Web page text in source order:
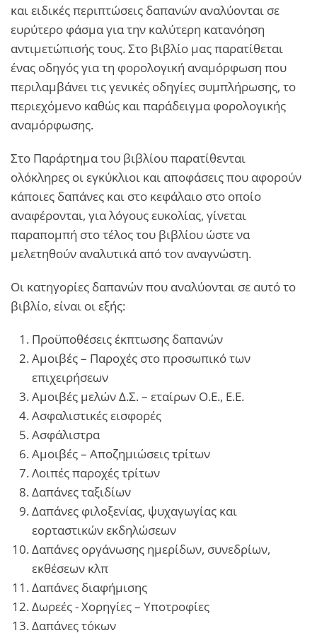
και ειδικές περιπτώσεις δαπανών αναλύονται σε
ευρύτερο φάσμα για την καλύτερη κατανόηση
αντιμετώπισής τους. Στο βιβλίο μας παρατίθεται
ένας οδηγός για τη φορολογική αναμόρφωση που
περιλαμβάνει τις γενικές οδηγίες συμπλήρωσης, το
περιεχόμενο καθώς και παράδειγμα φορολογικής
αναμόρφωσης.
Στο Παράρτημα του βιβλίου παρατίθενται
ολόκληρες οι εγκύκλιοι και αποφάσεις που αφορούν
κάποιες δαπάνες και στο κεφάλαιο στο οποίο
αναφέρονται, για λόγους ευκολίας, γίνεται
παραπομπή στο τέλος του βιβλίου ώστε να
μελετηθούν αναλυτικά από τον αναγνώστη.
Οι κατηγορίες δαπανών που αναλύονται σε αυτό το
βιβλίο, είναι οι εξής:
Προϋποθέσεις έκπτωσης δαπανών
Αμοιβές – Παροχές στο προσωπικό των
επιχειρήσεων
Αμοιβές μελών Δ.Σ. – εταίρων Ο.Ε., Ε.Ε.
Ασφαλιστικές εισφορές
Ασφάλιστρα
Αμοιβές – Αποζημιώσεις τρίτων
Λοιπές παροχές τρίτων
Δαπάνες ταξιδίων
Δαπάνες φιλοξενίας, ψυχαγωγίας και
εορταστικών εκδηλώσεων
Δαπάνες οργάνωσης ημερίδων, συνεδρίων,
εκθέσεων κλπ
Δαπάνες διαφήμισης
Δωρεές - Χορηγίες – Υποτροφίες
Δαπάνες τόκων